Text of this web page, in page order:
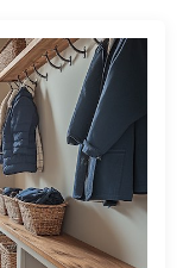
de mur
de la place
: les